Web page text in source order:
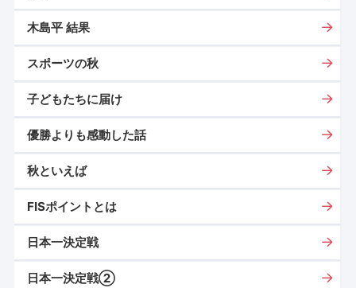
木島平 結果
スポーツの秋
子どもたちに届け
優勝よりも感動した話
秋といえば
FISポイントとは
日本一決定戦
日本一決定戦②